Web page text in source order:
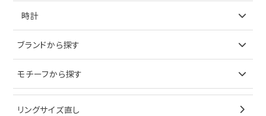
ブレスレット
イヤリング
アイテムで探す
キーケース
時計
ブランドで探す
オメガ
ブランドから探す
ティファニー
ブルガリ
モチーフから探す
リングサイズ直し